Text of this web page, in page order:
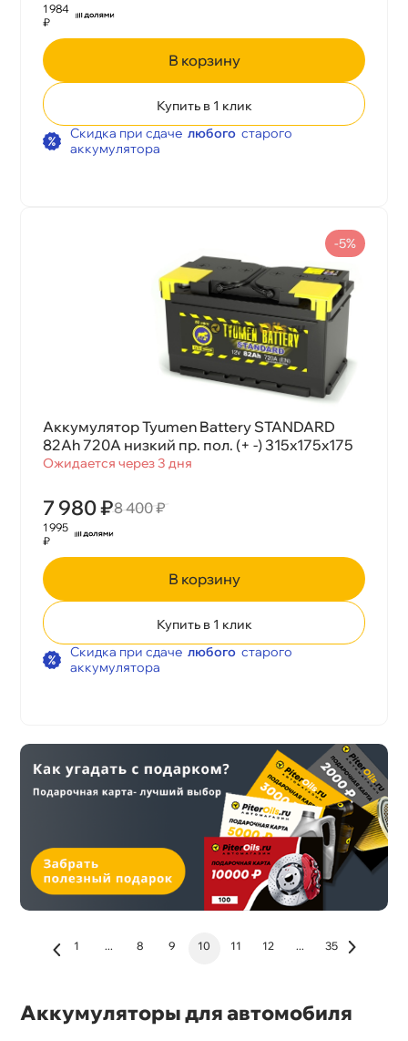
1 984
₽
корзину
Купить в 1 клик
Скидка при сдаче любого старого
аккумулятора
Аккумулятор Tyumen Battery STANDARD
82Ah 720A низкий пр. пол. (+ -) 315x175x175
Ожидается через 3 дня
7 980 ₽8 400 ₽
-5%
1 995
₽
корзину
Купить в 1 клик
Скидка при сдаче любого старого
аккумулятора
1 ... 8 9 10 11 12 ... 35
Аккумуляторы для автомобиля